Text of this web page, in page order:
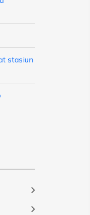
stasiun